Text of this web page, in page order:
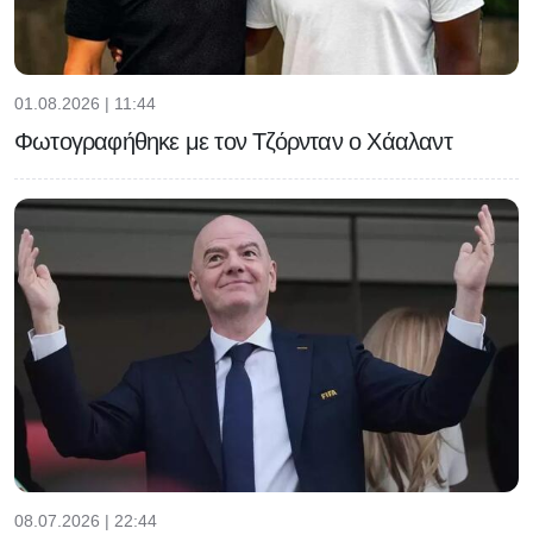
01.08.2026 | 11:44
Φωτογραφήθηκε με τον Τζόρνταν ο Χάαλαντ
08.07.2026 | 22:44